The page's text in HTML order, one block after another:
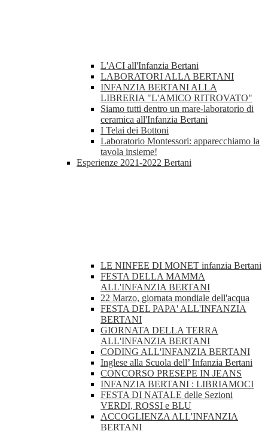
L'ACI all'Infanzia Bertani
LABORATORI ALLA BERTANI
INFANZIA BERTANI ALLA
LIBRERIA "L'AMICO RITROVATO"
Siamo tutti dentro un mare-laboratorio di
ceramica all'Infanzia Bertani
I Telai dei Bottoni
Laboratorio Montessori: apparecchiamo la
tavola insieme!
Esperienze 2021-2022 Bertani
LE NINFEE DI MONET infanzia Bertani
FESTA DELLA MAMMA
ALL'INFANZIA BERTANI
22 Marzo, giornata mondiale dell'acqua
FESTA DEL PAPA' ALL'INFANZIA
BERTANI
GIORNATA DELLA TERRA
ALL'INFANZIA BERTANI
CODING ALL'INFANZIA BERTANI
Inglese alla Scuola dell’ Infanzia Bertani
CONCORSO PRESEPE IN JEANS
INFANZIA BERTANI : LIBRIAMOCI
FESTA DI NATALE delle Sezioni
VERDI, ROSSI e BLU
ACCOGLIENZA ALL'INFANZIA
BERTANI